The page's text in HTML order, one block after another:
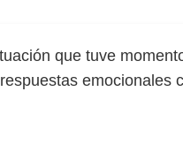
que tuve
emocionales